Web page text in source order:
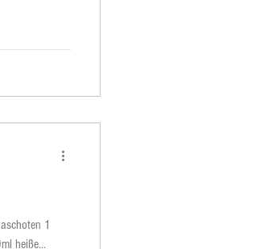
1
heiße...